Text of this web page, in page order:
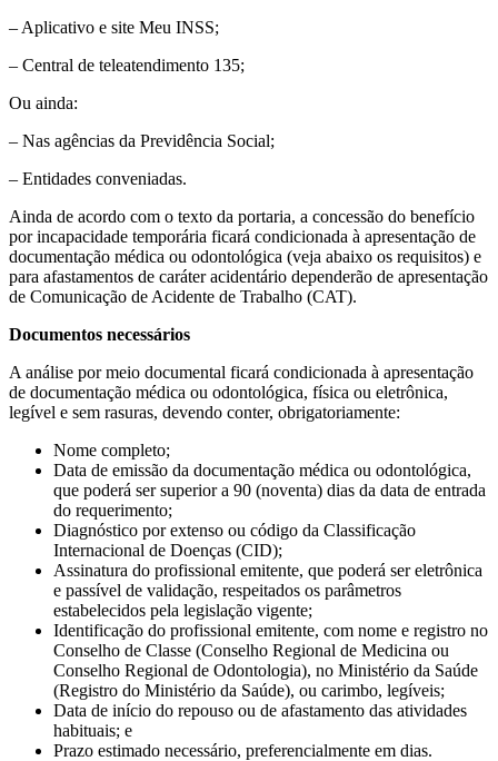
– Aplicativo e site Meu INSS;
– Central de teleatendimento 135;
Ou ainda:
– Nas agências da Previdência Social;
– Entidades conveniadas.
Ainda de acordo com o texto da portaria, a concessão do benefício
por incapacidade temporária ficará condicionada à apresentação de
documentação médica ou odontológica (veja abaixo os requisitos) e
para afastamentos de caráter acidentário dependerão de apresentação
de Comunicação de Acidente de Trabalho (CAT).
Documentos necessários
A análise por meio documental ficará condicionada à apresentação
de documentação médica ou odontológica, física ou eletrônica,
legível e sem rasuras, devendo conter, obrigatoriamente:
Nome completo;
Data de emissão da documentação médica ou odontológica,
que poderá ser superior a 90 (noventa) dias da data de entrada
do requerimento;
Diagnóstico por extenso ou código da Classificação
Internacional de Doenças (CID);
Assinatura do profissional emitente, que poderá ser eletrônica
e passível de validação, respeitados os parâmetros
estabelecidos pela legislação vigente;
Identificação do profissional emitente, com nome e registro no
Conselho de Classe (Conselho Regional de Medicina ou
Conselho Regional de Odontologia), no Ministério da Saúde
(Registro do Ministério da Saúde), ou carimbo, legíveis;
Data de início do repouso ou de afastamento das atividades
habituais; e
Prazo estimado necessário, preferencialmente em dias.